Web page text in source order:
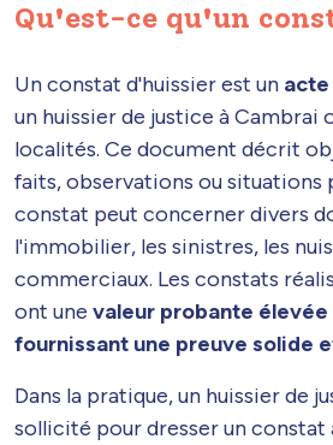
Qu'est-ce qu'un
Un constat d'huissier est un
un huissier de justice à Cambrai
localités. Ce document décrit
faits, observations ou situations
constat peut concerner divers
l'immobilier, les sinistres, les
commerciaux. Les constats
ont une valeur probante élevée
fournissant une preuve solide
Dans la pratique, un huissier de
sollicité pour dresser un constat